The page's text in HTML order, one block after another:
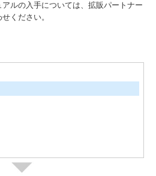
ルの入手については、拡販パートナー
ください。